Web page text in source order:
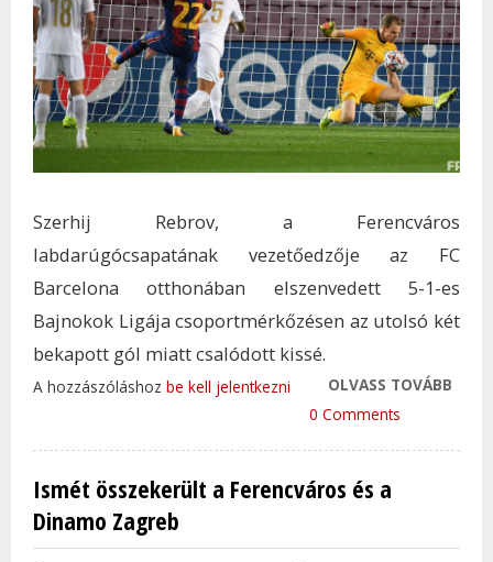
Szerhij Rebrov, a Ferencváros
labdarúgócsapatának vezetőedzője az FC
Barcelona otthonában elszenvedett 5-1-es
Bajnokok Ligája csoportmérkőzésen az utolsó két
bekapott gól miatt csalódott kissé.
OLVASS TOVÁBB
A hozzászóláshoz be kell jelentkezni
0 Comments
Ismét összekerült a Ferencváros és a
Dinamo Zagreb